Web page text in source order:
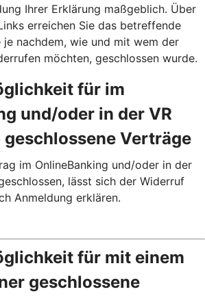
Ihrer Erklärung maßgeblich. Über
erreichen Sie das betreffende
nachdem, wie und mit wem der
möchten, geschlossen wurde.
für im
und/oder in der VR
geschlossene Verträge
im OnlineBanking und/oder in der
lässt sich der Widerruf
Anmeldung erklären.
für mit einem
geschlossene